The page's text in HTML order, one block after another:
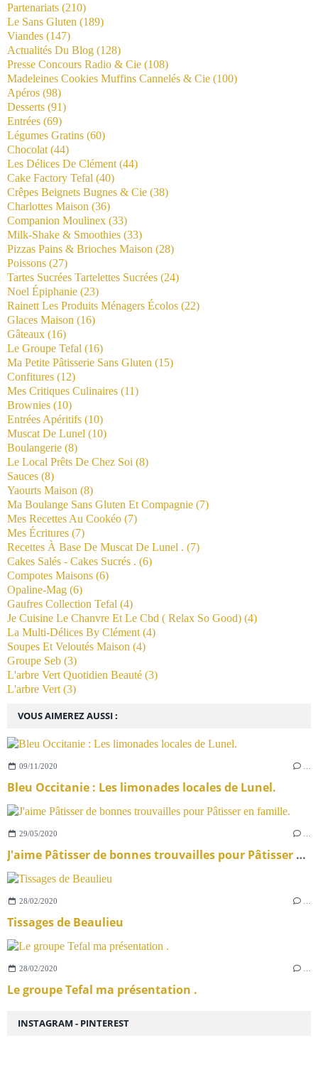
VOUS AIMEREZ AUSSI :
09/11/2020
Bleu Occitanie : Les limonades locales de Lunel.
29/05/2020
J'aime Pâtisser de bonnes trouvailles pour Pâtisser en famille.
28/02/2020
Tissages de Beaulieu
28/02/2020
Le groupe Tefal ma présentation .
Partenariats (210)
Le Sans Gluten (189)
Viandes (147)
Actualités Du Blog (128)
Presse Concours Radio & Cie (108)
Madeleines Cookies Muffins Cannelés & Cie (100)
Apéros (98)
Desserts (91)
Entrées (69)
Légumes Gratins (60)
Chocolat (44)
Les Délices De Clément (44)
Cake Factory Tefal (40)
Crêpes Beignets Bugnes & Cie (38)
Charlottes Maison (36)
Companion Moulinex (33)
Milk-Shake & Smoothies (33)
Pizzas Pains & Brioches Maison (28)
Poissons (27)
Tartes Sucrées Tartelettes Sucrées (24)
Noel Épiphanie (23)
Rainett Les Produits Ménagers Écolos (22)
Glaces Maison (16)
Gâteaux (16)
Le Groupe Tefal (16)
Ma Petite Pâtisserie Sans Gluten (15)
Confitures (12)
Mes Critiques Culinaires (11)
Brownies (10)
Entrées Apéritifs (10)
Muscat De Lunel (10)
Boulangerie (8)
Le Local Prêts De Chez Soi (8)
Sauces (8)
Yaourts Maison (8)
Ma Boulange Sans Gluten Et Compagnie (7)
Mes Recettes Au Cookéo (7)
Mes Écritures (7)
Recettes À Base De Muscat De Lunel . (7)
Cakes Salés - Cakes Sucrés . (6)
Compotes Maisons (6)
Opaline-Mag (6)
Gaufres Collection Tefal (4)
Je Cuisine Le Chanvre Et Le Cbd ( Relax So Good) (4)
La Multi-Délices By Clément (4)
Soupes Et Veloutés Maison (4)
Groupe Seb (3)
L'arbre Vert Quotidien Beauté (3)
L'arbre Vert (3)
INSTAGRAM - PINTEREST